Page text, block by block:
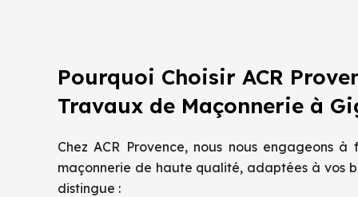
Pourquoi Choisir ACR
Travaux de Maçonnerie à
Chez ACR Provence, nous nous engageons
maçonnerie de haute qualité, adaptées à vos
distingue :